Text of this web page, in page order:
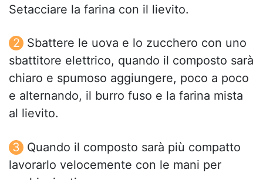
Setacciare la farina con il lievito.
Sbattere le uova e lo zucchero con uno
sbattitore elettrico, quando il composto sarà
chiaro e spumoso aggiungere, poco a poco
e alternando, il burro fuso e la farina mista
al lievito.
Quando il composto sarà più compatto
lavorarlo velocemente con le mani per